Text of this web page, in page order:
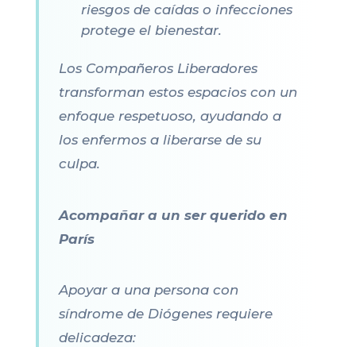
riesgos de caídas o infecciones
protege el bienestar.
Los Compañeros Liberadores
transforman estos espacios con un
enfoque respetuoso, ayudando a
los enfermos a liberarse de su
culpa.
Acompañar a un ser querido en
París
Apoyar a una persona con
síndrome de Diógenes requiere
delicadeza: